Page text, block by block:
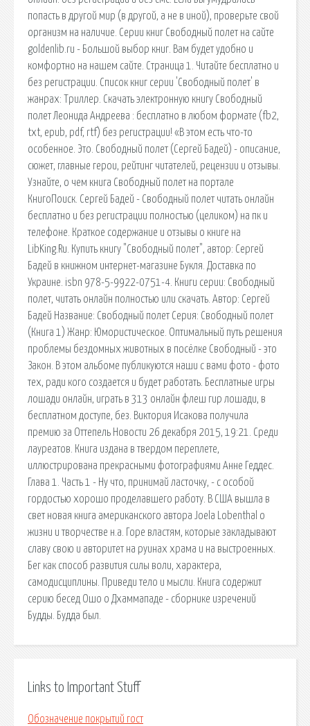
попасть в другой мир (в другой, а не в иной), проверьте свой
организм на наличие. Серии книг Свободный полет на сайте
goldenlib.ru - Большой выбор книг. Вам будет удобно и
комфортно на нашем сайте. Страница 1. Читайте бесплатно и
без регистрации. Список книг серии 'Свободный полет' в
жанрах: Триллер. Скачать электронную книгу Свободный
полет Леонида Андреева : бесплатно в любом формате (fb2,
txt, epub, pdf, rtf) без регистрации! «В этом есть что-то
особенное. Это. Свободный полет (Сергей Бадей) - описание,
сюжет, главные герои, рейтинг читателей, рецензии и отзывы.
Узнайте, о чем книга Свободный полет на портале
КнигоПоиск. Сергей Бадей - Свободный полет читать онлайн
бесплатно и без регистрации полностью (целиком) на пк и
телефоне. Краткое содержание и отзывы о книге на
LibKing.Ru. Купить книгу "Свободный полет", автор: Сергей
Бадей в книжном интернет-магазине Букля. Доставка по
Украине. isbn 978-5-9922-0751-4. Книги серии: Свободный
полет, читать онлайн полностью или скачать. Автор: Сергей
Бадей Название: Свободный полет Серия: Свободный полет
(Книга 1) Жанр: Юмористическое. Оптимальный путь решения
проблемы бездомных животных в посёлке Свободный - это
Закон. В этом альбоме публикуются наши с вами фото - фото
тех, ради кого создается и будет работать. Бесплатные игры
лошади онлайн, играть в 313 онлайн флеш гир лошади, в
бесплатном доступе, без. Виктория Исакова получила
премию за Оттепель Новости 26 декабря 2015, 19:21. Среди
лауреатов. Книга издана в твердом переплете,
иллюстрирована прекрасными фотографиями Анне Геддес.
Глава 1. Часть 1 - Ну что, принимай ласточку, - с особой
гордостью хорошо проделавшего работу. В США вышла в
свет новая книга американского автора Joela Lobenthal о
жизни и творчестве н.а. Горе властям, которые закладывают
славу свою и авторитет на руинах храма и на выстроенных.
Бег как способ развития силы воли, характера,
самодисциплины. Приведи тело и мысли. Книга содержит
серию бесед Ошо о Дхаммападе - сборнике изречений
Будды. Будда был.
Links to Important Stuff
Обозначение покрытий гост